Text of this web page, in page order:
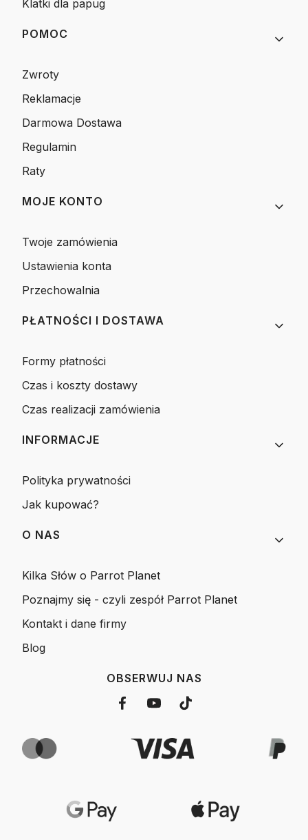
Klatki dla papug
POMOC
Zwroty
Reklamacje
Darmowa Dostawa
Regulamin
Raty
MOJE KONTO
Twoje zamówienia
Ustawienia konta
Przechowalnia
PŁATNOŚCI I DOSTAWA
Formy płatności
Czas i koszty dostawy
Czas realizacji zamówienia
INFORMACJE
Polityka prywatności
Jak kupować?
O NAS
Kilka Słów o Parrot Planet
Poznajmy się - czyli zespół Parrot Planet
Kontakt i dane firmy
Blog
OBSERWUJ NAS